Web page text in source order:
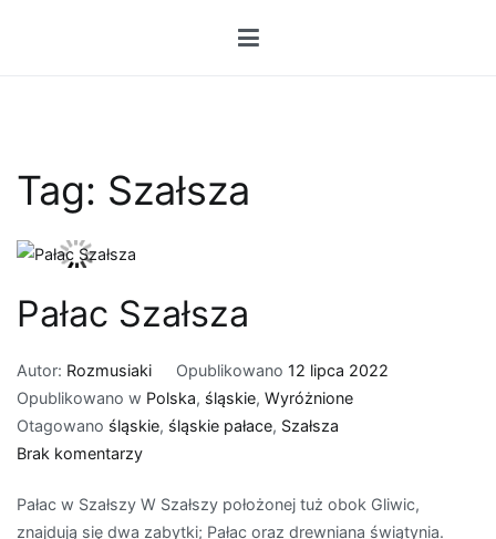
Tag: Szałsza
Pałac Szałsza
Autor: Rozmusiaki Opublikowano 12 lipca 2022
Opublikowano w Polska, śląskie, Wyróżnione
Otagowano śląskie, śląskie pałace, Szałsza
Brak komentarzydo
Szałsza
Pałac w Szałszy W Szałszy położonej tuż obok Gliwic,
znajdują się dwa zabytki; Pałac oraz drewniana świątynia.